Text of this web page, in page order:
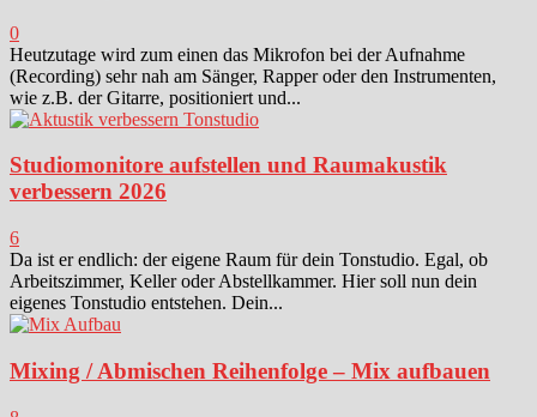
0
Heutzutage wird zum einen das Mikrofon bei der Aufnahme
(Recording) sehr nah am Sänger, Rapper oder den Instrumenten,
wie z.B. der Gitarre, positioniert und...
Studiomonitore aufstellen und Raumakustik
verbessern 2026
6
Da ist er endlich: der eigene Raum für dein Tonstudio. Egal, ob
Arbeitszimmer, Keller oder Abstellkammer. Hier soll nun dein
eigenes Tonstudio entstehen. Dein...
Mixing / Abmischen Reihenfolge – Mix aufbauen